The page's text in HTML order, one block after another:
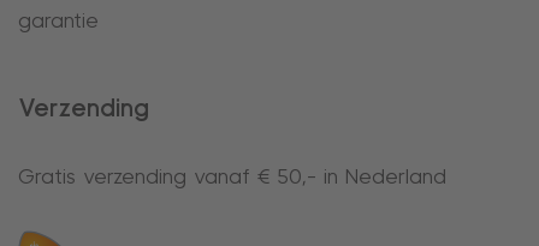
garantie
Verzending
Gratis verzending vanaf € 50,- in Nederland